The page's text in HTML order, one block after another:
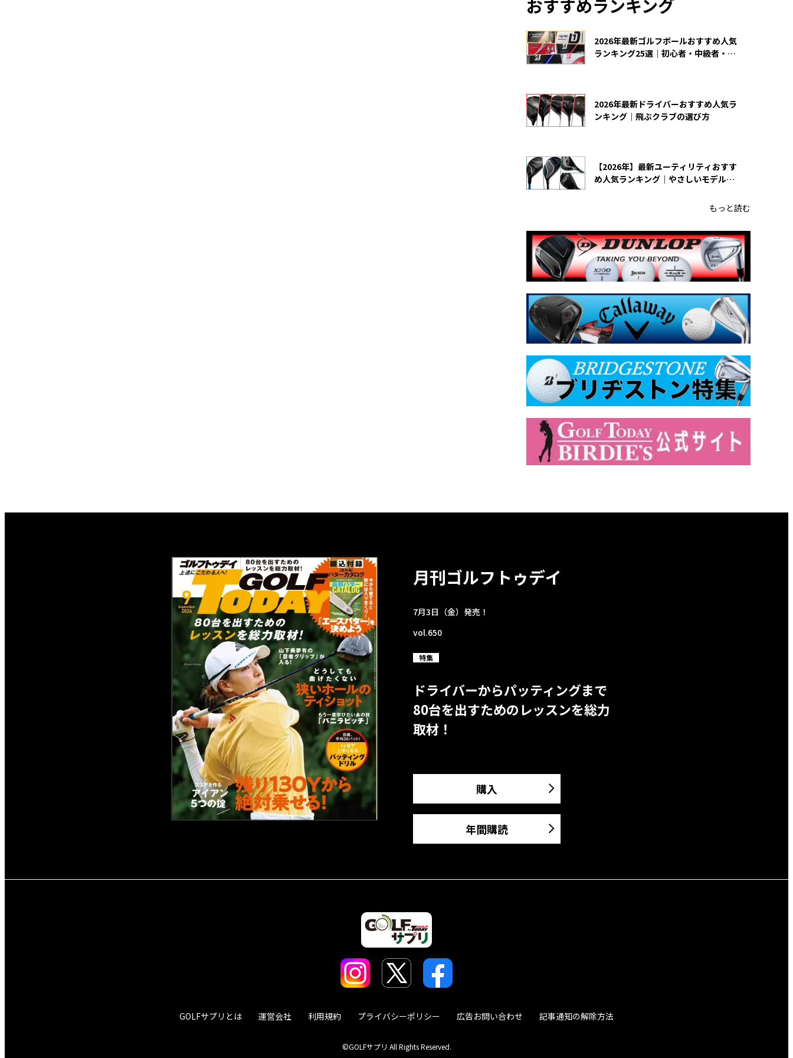
おすすめランキング
2026年最新ゴルフボールおすすめ人気
ランキング25選｜初心者・中級者・上
2026年最新ドライバーおすすめ人気ラ
ンキング｜飛ぶクラブの選び方
【2026年】最新ユーティリティおすす
め人気ランキング｜やさしいモデルの
もっと読む
月刊ゴルフトゥデイ
7月3日（金）発売！
vol.650
特集
ドライバーからパッティングまで
80台を出すためのレッスンを総力
取材！
購入
年間購読
GOLFサプリとは 運営会社 利用規約 プライバシーポリシー 広告お問い合わせ 記事通知の解除方法
©GOLFサプリ All Rights Reserved.